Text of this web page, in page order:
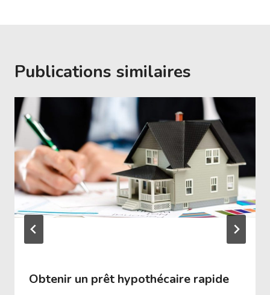
Publications similaires
Obtenir un prêt hypothécaire rapide